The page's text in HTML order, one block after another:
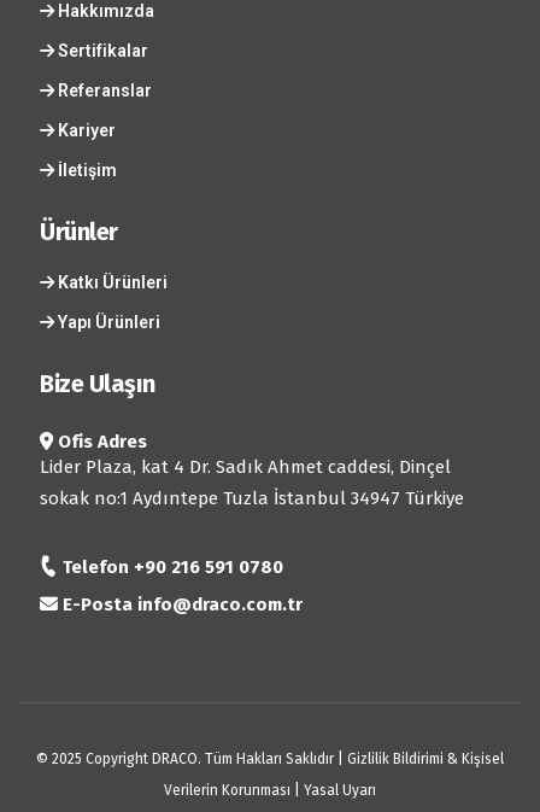
Hakkımızda
Sertifikalar
Referanslar
Kariyer
İletişim
Ürünler
Katkı Ürünleri
Yapı Ürünleri
Bize Ulaşın
Ofis Adres
Lider Plaza, kat 4 Dr. Sadık Ahmet caddesi, Dinçel
sokak no:1 Aydıntepe Tuzla İstanbul 34947 Türkiye
Telefon +90 216 591 0780
E-Posta info@draco.com.tr
© 2025 Copyright DRACO. Tüm Hakları Saklıdır | Gizlilik Bildirimi & Kişisel
Verilerin Korunması
Yasal Uyarı